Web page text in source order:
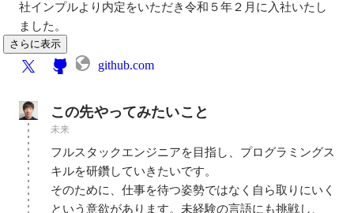
社インプルより内定をいただき令和５年２月に入社いたし
ました。
さらに表示
github.com
この先やってみたいこと
未来
フルスタックエンジニアを目指し、プログラミングス
キルを研鑽していきたいです。
そのために、仕事を待つ姿勢ではなく自ら取りにいく
という意欲があります。未経験の言語にも挑戦し、